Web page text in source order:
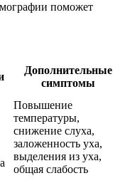
поможет
Дополнительные
симптомы
Повышение
температуры,
снижение слуха,
заложенность уха,
выделения из уха,
общая слабость